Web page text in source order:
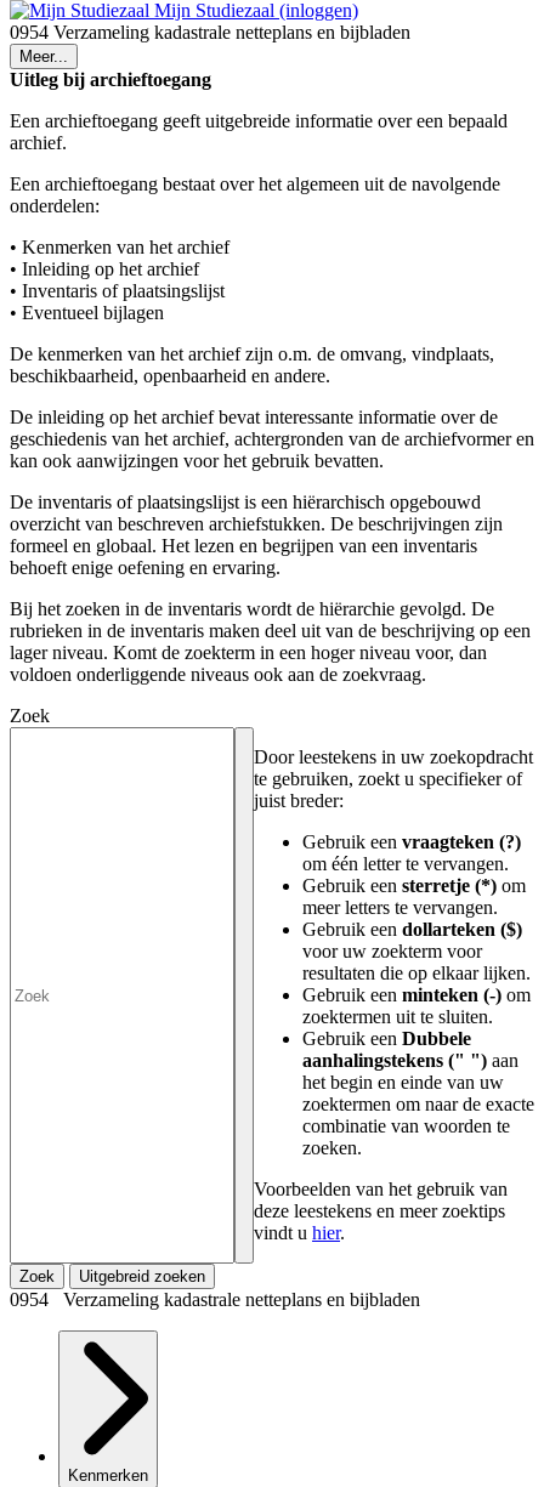
Mijn Studiezaal (inloggen)
0954 Verzameling kadastrale netteplans en bijbladen
Meer...
Uitleg bij archieftoegang
Een archieftoegang geeft uitgebreide informatie over een bepaald
archief.
Een archieftoegang bestaat over het algemeen uit de navolgende
onderdelen:
• Kenmerken van het archief
• Inleiding op het archief
• Inventaris of plaatsingslijst
• Eventueel bijlagen
De kenmerken van het archief zijn o.m. de omvang, vindplaats,
beschikbaarheid, openbaarheid en andere.
De inleiding op het archief bevat interessante informatie over de
geschiedenis van het archief, achtergronden van de archiefvormer en
kan ook aanwijzingen voor het gebruik bevatten.
De inventaris of plaatsingslijst is een hiërarchisch opgebouwd
overzicht van beschreven archiefstukken. De beschrijvingen zijn
formeel en globaal. Het lezen en begrijpen van een inventaris
behoeft enige oefening en ervaring.
Bij het zoeken in de inventaris wordt de hiërarchie gevolgd. De
rubrieken in de inventaris maken deel uit van de beschrijving op een
lager niveau. Komt de zoekterm in een hoger niveau voor, dan
voldoen onderliggende niveaus ook aan de zoekvraag.
Zoek
Door leestekens in uw zoekopdracht
te gebruiken, zoekt u specifieker of
juist breder:
Gebruik een vraagteken (?)
om één letter te vervangen.
Gebruik een sterretje (*) om
meer letters te vervangen.
Gebruik een dollarteken ($)
voor uw zoekterm voor
resultaten die op elkaar lijken.
Gebruik een minteken (-) om
zoektermen uit te sluiten.
Gebruik een Dubbele
aanhalingstekens (" ") aan
het begin en einde van uw
zoektermen om naar de exacte
combinatie van woorden te
zoeken.
Voorbeelden van het gebruik van
deze leestekens en meer zoektips
vindt u hier.
Zoek Uitgebreid zoeken
0954 Verzameling kadastrale netteplans en bijbladen
Kenmerken